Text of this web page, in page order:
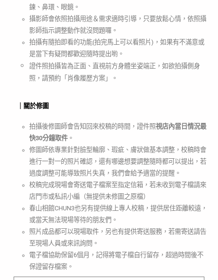
鍊、鼻環、眼鏡。
攝影師會依照拍攝用途＆需求適時引導，只要放鬆心情，依照攝
影師指示調整動作就沒問題囉。
拍攝有隨拍即看的功能(拍完馬上可以看照片)，如果有不滿意或
是當下有疑問都歡迎隨時提出喲。
證件照拍攝皆為正面、直視前方身體坐姿端正，如欲拍攝側身
照，請預約「肖像履歷方案」。
｜關於修圖
拍攝後修圖師會告知回來校稿的時間， 證件照視店內當日情況最
快30分鐘取件。
修圖師依專業針對臉型輪廓、瑕疵、膚狀做基本調整，校稿時會
進行一對一的照片確認，還有哪邊想要調整隨時都可以提出，若
過度調整可能導致照片失真，我們會給予適當的提醒。
校稿完成現場會寄送電子檔案至指定信箱，若未收到電子檔請來
店門市或私訊小編（無提供未修圖之原檔）
春山相館CHUN3也另有提供線上專人校稿，提供居住距離較遠，
或當天無法現場等待的朋友們。
照片成品都可以現場取件，另也有提供寄送服務，若需寄送請告
至現場人員或來訊詢問。
電子檔協助保留6個月，記得將電子檔自行留存，超過時間後不
保證留存檔案。